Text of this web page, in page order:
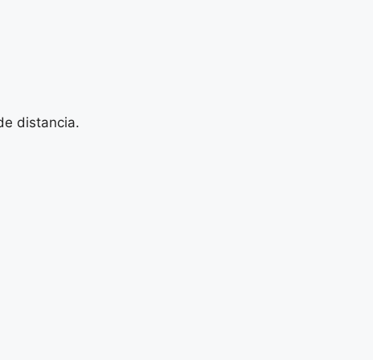
distancia.